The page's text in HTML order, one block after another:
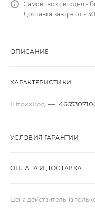
Самовывоз сегодня -
Доставка завтра от -
ОПИСАНИЕ
ХАРАКТЕРИСТИКИ
ШтрихКод —
УСЛОВИЯ ГАРАНТИИ
ОПЛАТА И ДОСТАВКА
Цена действительна